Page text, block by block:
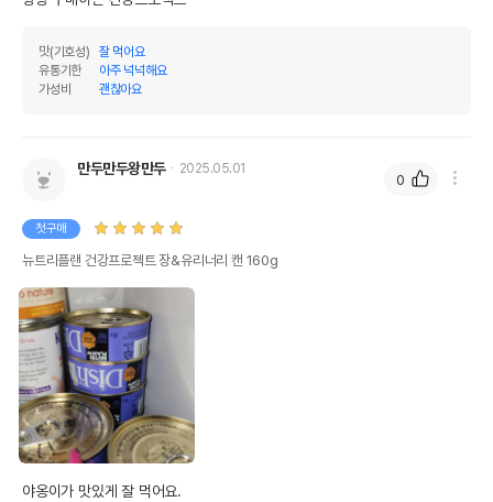
맛(기호성)
잘 먹어요
유통기한
아주 넉넉해요
가성비
괜찮아요
만두만두왕만두 2025.05.01
첫구매
뉴트리플랜 건강프로젝트 장&유리너리 캔 160g
야옹이가 맛있게 잘 먹어요.
0